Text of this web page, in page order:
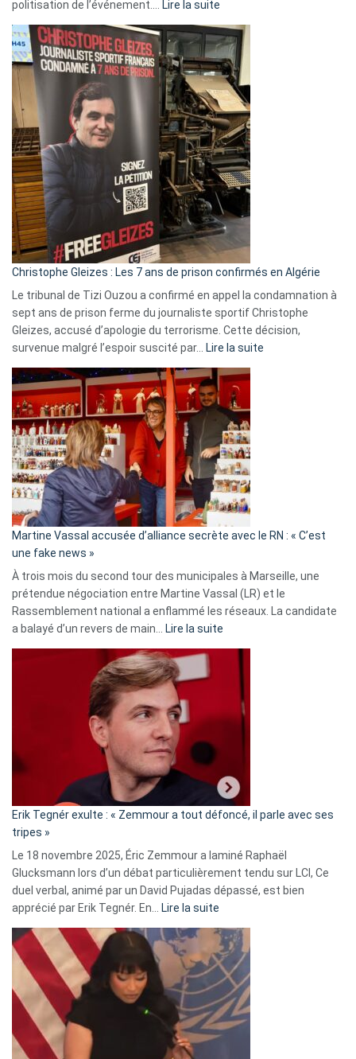
politisation de l’événement.… Lire la suite
Eurovision
2026
:
Pays-
Bas,
Espagne,
Irlande
et
Slovénie
rejettent
la
présence
d’Israël
Christophe Gleizes : Les 7 ans de prison confirmés en Algérie
Le tribunal de Tizi Ouzou a confirmé en appel la condamnation à
sept ans de prison ferme du journaliste sportif Christophe
Gleizes, accusé d’apologie du terrorisme. Cette décision,
survenue malgré l’espoir suscité par… Lire la suite
Algérie
Martine Vassal accusée d’alliance secrète avec le RN : « C’est
une fake news »
À trois mois du second tour des municipales à Marseille, une
prétendue négociation entre Martine Vassal (LR) et le
Rassemblement national a enflammé les réseaux. La candidate
a balayé d’un revers de main… Lire la suite
d’alliance
secrète
«
C’est
fake
news
»
Erik Tegnér exulte : « Zemmour a tout défoncé, il parle avec ses
tripes »
Le 18 novembre 2025, Éric Zemmour a laminé Raphaël
Glucksmann lors d’un débat particulièrement tendu sur LCI, Ce
duel verbal, animé par un David Pujadas dépassé, est bien
apprécié par Erik Tegnér. En… Lire la suite
Tegnér
exulte
« Zemmour
a
tout